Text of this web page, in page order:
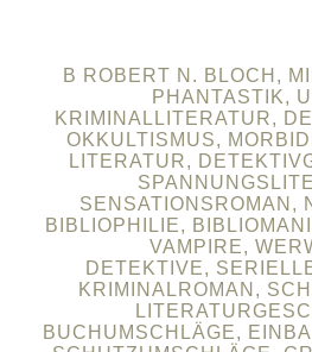
B ROBERT N. BLOCH,
PHANTASTIK,
KRIMINALLITERATUR,
OKKULTISMUS,
LITERATUR,
SENSATIONSROMAN,
BIBLIOPHILIE,
VAMPIRE,
DETEKTIVE,
KRIMINALROMAN,
BUCHUMSCHLÄGE,